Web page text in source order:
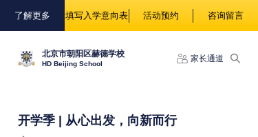
了解更多 填写入学意向表 活动预约 咨询留言
北京市朝阳区赫德学校
HD Beijing School
家长通道
开学季 | 从心出发，向新而行